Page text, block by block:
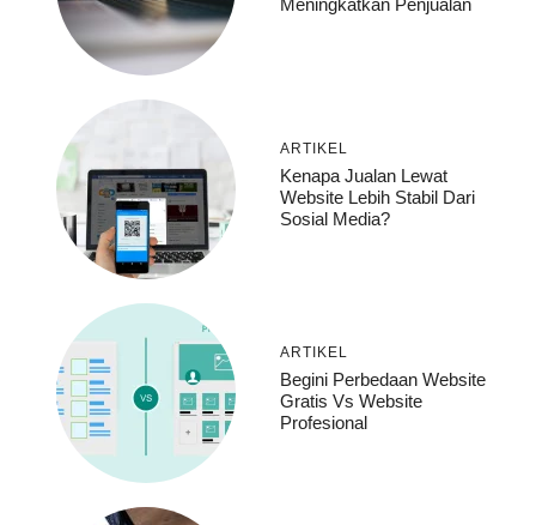
Meningkatkan Penjualan
ARTIKEL
Kenapa Jualan Lewat
Website Lebih Stabil Dari
Sosial Media?
ARTIKEL
Begini Perbedaan Website
Gratis Vs Website
Profesional